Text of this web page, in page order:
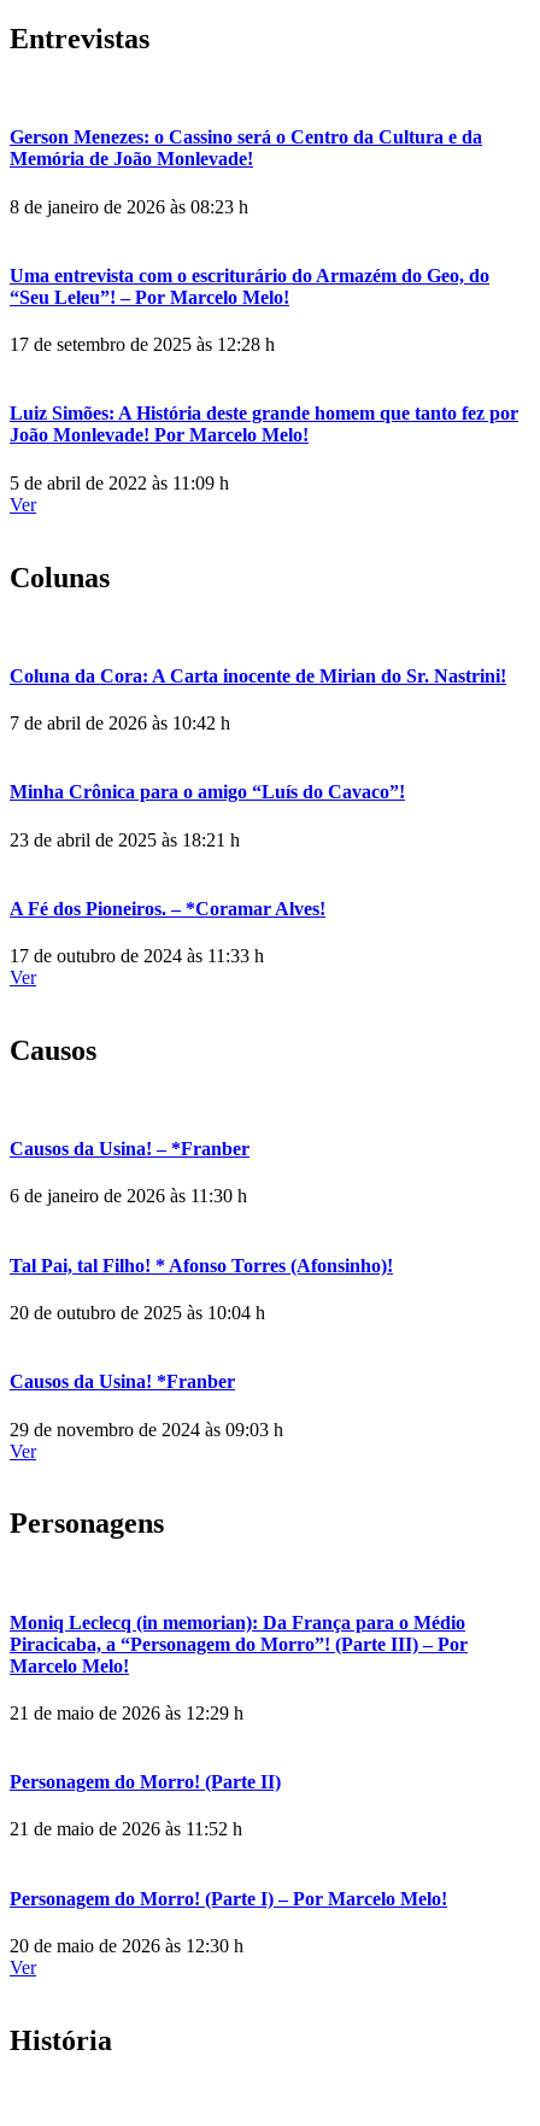
Entrevistas
Gerson Menezes: o Cassino será o Centro da Cultura e da
Memória de João Monlevade!
8 de janeiro de 2026 às 08:23 h
Uma entrevista com o escriturário do Armazém do Geo, do
“Seu Leleu”! – Por Marcelo Melo!
17 de setembro de 2025 às 12:28 h
Luiz Simões: A História deste grande homem que tanto fez por
João Monlevade! Por Marcelo Melo!
5 de abril de 2022 às 11:09 h
Ver
Colunas
Coluna da Cora: A Carta inocente de Mirian do Sr. Nastrini!
7 de abril de 2026 às 10:42 h
Minha Crônica para o amigo “Luís do Cavaco”!
23 de abril de 2025 às 18:21 h
A Fé dos Pioneiros. – *Coramar Alves!
17 de outubro de 2024 às 11:33 h
Ver
Causos
Causos da Usina! – *Franber
6 de janeiro de 2026 às 11:30 h
Tal Pai, tal Filho! * Afonso Torres (Afonsinho)!
20 de outubro de 2025 às 10:04 h
Causos da Usina! *Franber
29 de novembro de 2024 às 09:03 h
Ver
Personagens
Moniq Leclecq (in memorian): Da França para o Médio
Piracicaba, a “Personagem do Morro”! (Parte III) – Por
Marcelo Melo!
21 de maio de 2026 às 12:29 h
Personagem do Morro! (Parte II)
21 de maio de 2026 às 11:52 h
Personagem do Morro! (Parte I) – Por Marcelo Melo!
20 de maio de 2026 às 12:30 h
Ver
História